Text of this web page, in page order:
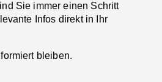
Sie immer einen Schritt
Infos direkt in Ihr
bleiben.